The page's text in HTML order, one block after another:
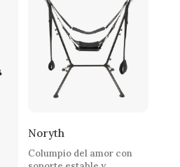
Noryth
Columpio del amor con